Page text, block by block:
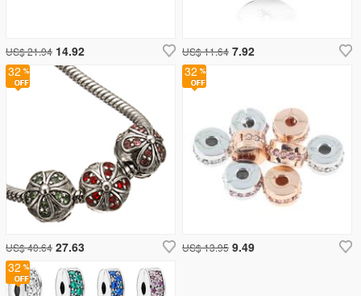
32
US$ 40.64 27.63
32
US$ 11.64 7.92
US$ 21.94 14.92
32
US$ 13.95 9.49